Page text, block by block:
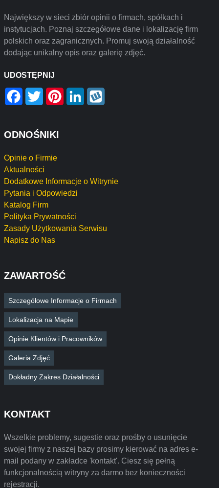
Największy w sieci zbiór opinii o firmach, spółkach i
instytucjach. Poznaj szczegółowe dane i lokalizację firm
polskich oraz zagranicznych. Promuj swoją działalność
dodając unikalny opis oraz galerię zdjęć.
UDOSTĘPNIJ
Facebook
Twitter PinterestLinkedIn
ODNOŚNIKI
Opinie o Firmie
Aktualności
Dodatkowe Informacje o Witrynie
Pytania i Odpowiedzi
Katalog Firm
Polityka Prywatności
Zasady Użytkowania Serwisu
Napisz do Nas
ZAWARTOŚĆ
Szczegółowe Informacje o Firmach
Lokalizacja na Mapie
Opinie Klientów i Pracowników
Galeria Zdjęć
Dokładny Zakres Działalności
KONTAKT
Wszelkie problemy, sugestie oraz prośby o usunięcie
swojej firmy z naszej bazy prosimy kierować na adres e-
mail podany w zakładce 'kontakt'. Ciesz się pełną
funkcjonalnością witryny za darmo bez konieczności
rejestracji.